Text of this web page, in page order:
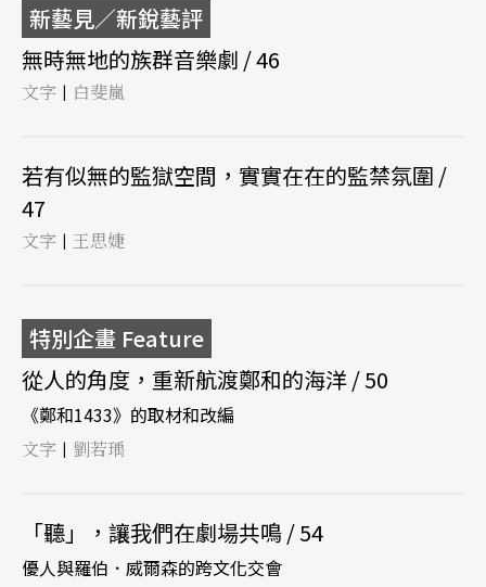
新藝見／新銳藝評
無時無地的族群音樂劇 / 46
文字 | 白斐嵐
若有似無的監獄空間，實實在在的監禁氛圍 /
47
文字 | 王思婕
特別企畫 Feature
從人的角度，重新航渡鄭和的海洋 / 50
《鄭和1433》的取材和改編
文字 | 劉若瑀
「聽」，讓我們在劇場共鳴 / 54
優人與羅伯．威爾森的跨文化交會